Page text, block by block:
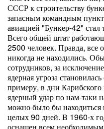
СССР к строительству
запасным командным
авиацией "Бункер-42" стал
Всего общей штат
2500 человек. Правда, все
никогда не находились.
сотрудников, за
ядерная угроза
примеру, в дни
ядерный удар по нам-таки
можно было бы
целых 90 дней. В 1960-х